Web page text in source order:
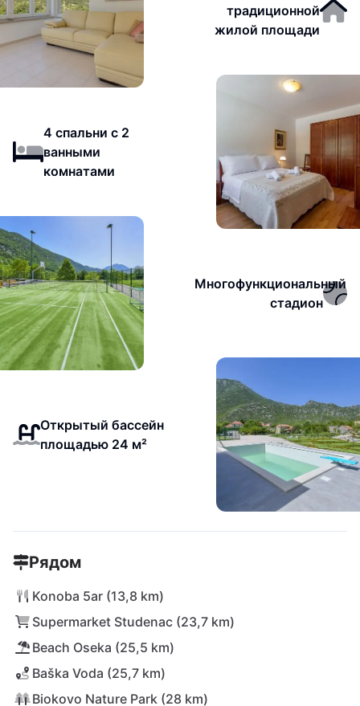
традиционной
жилой площади
4 спальни с 2
ванными
комнатами
Многофункциональный
стадион
Открытый бассейн
площадью 24 м²
Рядом
Konoba 5ar (13,8 km)
Supermarket Studenac (23,7 km)
Beach Oseka (25,5 km)
Baška Voda (25,7 km)
Biokovo Nature Park (28 km)